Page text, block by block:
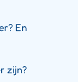
En
zijn?